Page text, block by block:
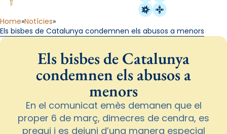
Radio Estel
Catalunya
Home Notícies
Els bisbes de Catalunya condemnen els abusos a menors
Els bisbes de Catalunya
condemnen els abusos a
menors
En el comunicat emès demanen que el
proper 6 de març, dimecres de cendra, es
pregui i es dejuni d’una manera especial